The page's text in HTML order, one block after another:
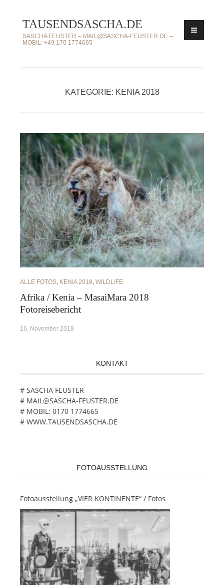
Inhalt
springen
TAUSENDSASCHA.DE
SASCHA FEUSTER – MAIL@SASCHA-FEUSTER.DE –
MOBIL: +49 170 1774665
KATEGORIE: KENIA 2018
ALLE FOTOS KENIA 2018 WILDLIFE
Afrika / Kenia – MasaiMara 2018
Fotoreisebericht
16. November 2018
KONTAKT
# SASCHA FEUSTER
# MAIL@SASCHA-FEUSTER.DE
# MOBIL: 0170 1774665
# WWW.TAUSENDSASCHA.DE
FOTOAUSSTELLUNG
Fotoausstellung „VIER KONTINENTE“ / Fotos